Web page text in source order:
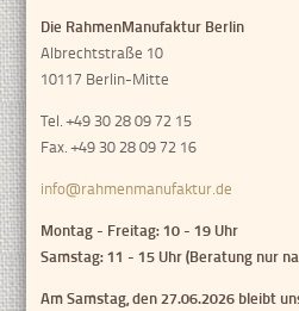
Die RahmenManufaktur Berlin
Albrechtstraße 10
10117 Berlin-Mitte
Tel. +49 30 28 09 72 15
Fax. +49 30 28 09 72 16
info@rahmenmanufaktur.de
Montag - Freitag: 10 - 19 Uhr
Samstag: 11 - 15 Uhr (Beratung nur
Am Samstag, den 27.06.2026 bleibt